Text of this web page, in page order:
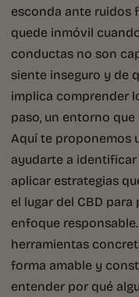
esconda ante ruidos
quede inmóvil
conductas no son
siente inseguro y de
implica comprender
paso, un entorno
Aquí te proponemos
ayudarte a
aplicar estrategias
el lugar del CBD
enfoque
herramientas
forma amable y
entender por qué